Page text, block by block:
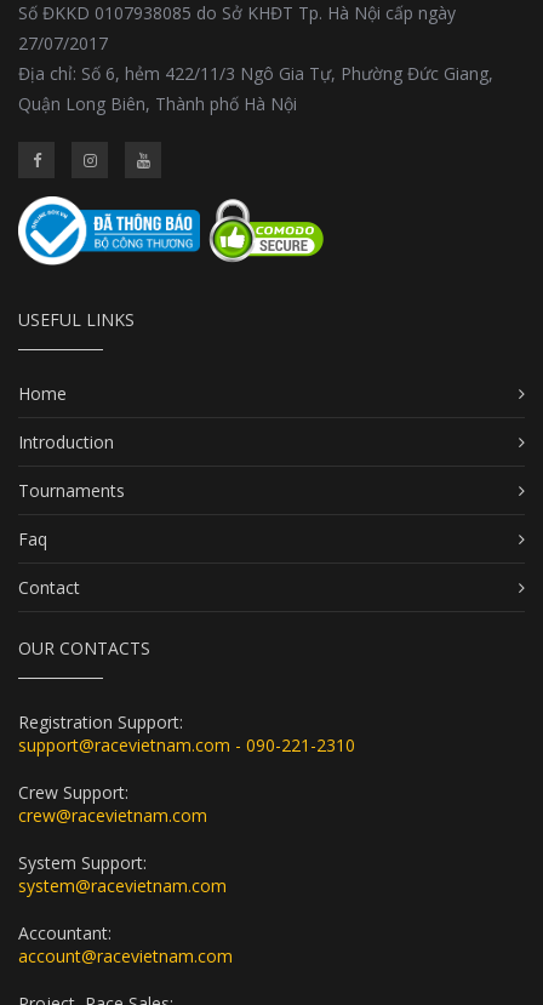
Số ĐKKD 0107938085 do Sở KHĐT Tp. Hà Nội cấp ngày
27/07/2017
Địa chỉ: Số 6, hẻm 422/11/3 Ngô Gia Tự, Phường Đức Giang,
Quận Long Biên, Thành phố Hà Nội
USEFUL LINKS
Home
Introduction
Tournaments
Faq
Contact
OUR CONTACTS
Registration Support:
support@racevietnam.com - 090-221-2310
Crew Support:
crew@racevietnam.com
System Support:
system@racevietnam.com
Accountant:
account@racevietnam.com